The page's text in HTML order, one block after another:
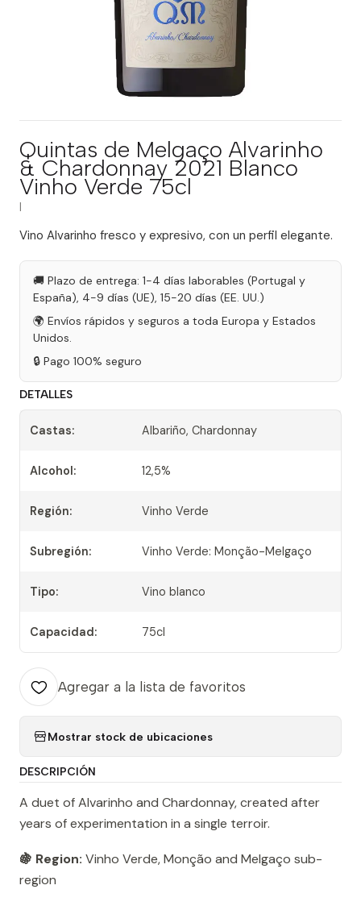
Quintas de Melgaço Alvarinho
& Chardonnay 2021 Blanco
Vinho Verde 75cl
Vino Alvarinho fresco y expresivo, con un perfil elegante.
🚚 Plazo de entrega: 1-4 días laborables (Portugal y
España), 4-9 días (UE), 15-20 días (EE. UU.)
🌍 Envíos rápidos y seguros a toda Europa y Estados
Unidos.
🔒 Pago 100% seguro
DETALLES
Castas: Albariño, Chardonnay
Alcohol: 12,5%
Región: Vinho Verde
Subregión: Vinho Verde: Monção-Melgaço
Tipo: Vino blanco
Capacidad: 75cl
Agregar a la lista de favoritos
Mostrar stock de ubicaciones
DESCRIPCIÓN
A duet of Alvarinho and Chardonnay, created after
years of experimentation in a single terroir.
🍇 Region: Vinho Verde, Monção and Melgaço sub-
region